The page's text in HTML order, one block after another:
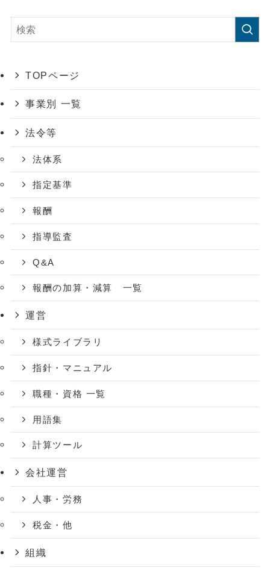
TOPページ
事業別 一覧
法令等
法体系
指定基準
報酬
指導監査
Q&A
報酬の加算・減算 一覧
運営
様式ライブラリ
指針・マニュアル
職種・資格 一覧
用語集
計算ツール
会社運営
人事・労務
税金・他
組織